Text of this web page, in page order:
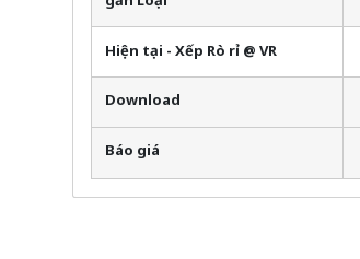
Hiện tại - Xếp Rò rỉ @ VR
Download
Báo giá